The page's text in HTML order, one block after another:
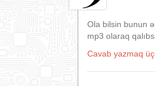
Ola bilsin bunun
mp3 olaraq
Cavab yazmaq